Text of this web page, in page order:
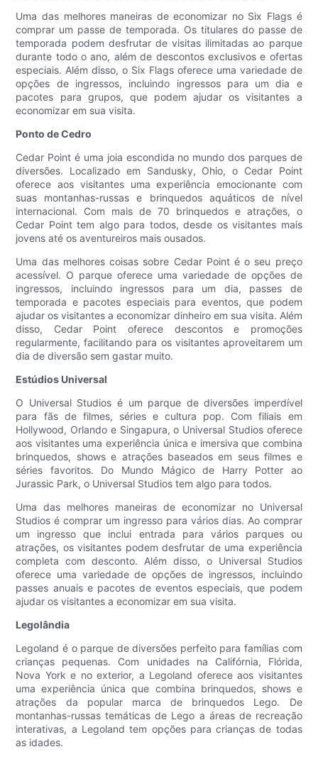
Uma das melhores maneiras de economizar no Six Flags é
comprar um passe de temporada. Os titulares do passe de
temporada podem desfrutar de visitas ilimitadas ao parque
durante todo o ano, além de descontos exclusivos e ofertas
especiais. Além disso, o Six Flags oferece uma variedade de
opções de ingressos, incluindo ingressos para um dia e
pacotes para grupos, que podem ajudar os visitantes a
economizar em sua visita.
Ponto de Cedro
Cedar Point é uma joia escondida no mundo dos parques de
diversões. Localizado em Sandusky, Ohio, o Cedar Point
oferece aos visitantes uma experiência emocionante com
suas montanhas-russas e brinquedos aquáticos de nível
internacional. Com mais de 70 brinquedos e atrações, o
Cedar Point tem algo para todos, desde os visitantes mais
jovens até os aventureiros mais ousados.
Uma das melhores coisas sobre Cedar Point é o seu preço
acessível. O parque oferece uma variedade de opções de
ingressos, incluindo ingressos para um dia, passes de
temporada e pacotes especiais para eventos, que podem
ajudar os visitantes a economizar dinheiro em sua visita. Além
disso, Cedar Point oferece descontos e promoções
regularmente, facilitando para os visitantes aproveitarem um
dia de diversão sem gastar muito.
Estúdios Universal
O Universal Studios é um parque de diversões imperdível
para fãs de filmes, séries e cultura pop. Com filiais em
Hollywood, Orlando e Singapura, o Universal Studios oferece
aos visitantes uma experiência única e imersiva que combina
brinquedos, shows e atrações baseados em seus filmes e
séries favoritos. Do Mundo Mágico de Harry Potter ao
Jurassic Park, o Universal Studios tem algo para todos.
Uma das melhores maneiras de economizar no Universal
Studios é comprar um ingresso para vários dias. Ao comprar
um ingresso que inclui entrada para vários parques ou
atrações, os visitantes podem desfrutar de uma experiência
completa com desconto. Além disso, o Universal Studios
oferece uma variedade de opções de ingressos, incluindo
passes anuais e pacotes de eventos especiais, que podem
ajudar os visitantes a economizar em sua visita.
Legolândia
Legoland é o parque de diversões perfeito para famílias com
crianças pequenas. Com unidades na Califórnia, Flórida,
Nova York e no exterior, a Legoland oferece aos visitantes
uma experiência única que combina brinquedos, shows e
atrações da popular marca de brinquedos Lego. De
montanhas-russas temáticas de Lego a áreas de recreação
interativas, a Legoland tem opções para crianças de todas
as idades.